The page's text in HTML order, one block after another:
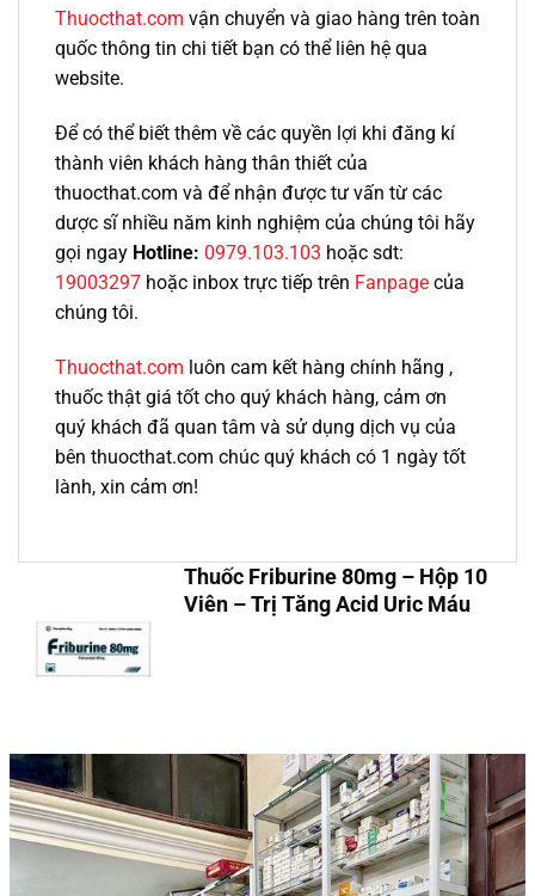
Thuocthat.com vận chuyển và giao hàng trên toàn
quốc thông tin chi tiết bạn có thể liên hệ qua
website.
Để có thể biết thêm về các quyền lợi khi đăng kí
thành viên khách hàng thân thiết của
thuocthat.com và để nhận được tư vấn từ các
dược sĩ nhiều năm kinh nghiệm của chúng tôi hãy
gọi ngay Hotline: 0979.103.103 hoặc sdt:
19003297 hoặc inbox trực tiếp trên Fanpage của
chúng tôi.
Thuocthat.com luôn cam kết hàng chính hãng ,
thuốc thật giá tốt cho quý khách hàng, cảm ơn
quý khách đã quan tâm và sử dụng dịch vụ của
bên thuocthat.com chúc quý khách có 1 ngày tốt
lành, xin cảm ơn!
Thuốc Friburine 80mg – Hộp 10
Viên – Trị Tăng Acid Uric Máu